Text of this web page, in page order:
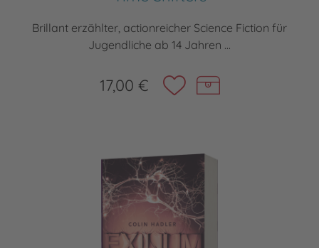
Brillant erzählter, actionreicher Science Fiction für
Jugendliche ab 14 Jahren ...
17,00 €